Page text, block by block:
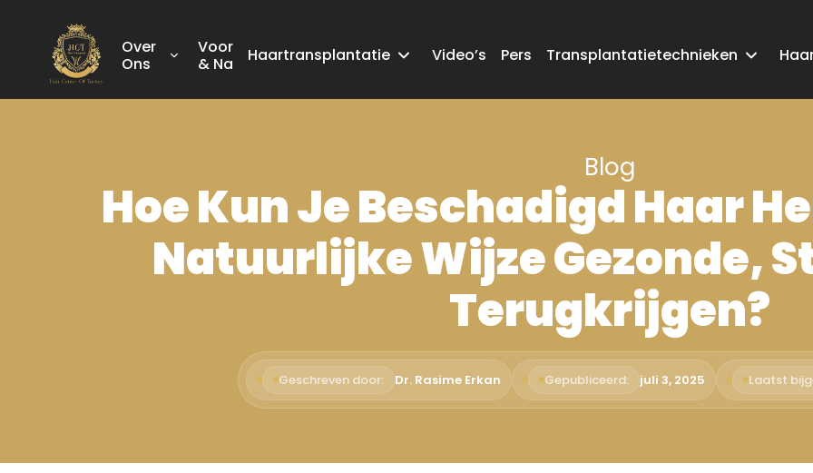
Over
Ons
Voor
& Na
Haartransplantatie Video’s Pers Transplantatietechnieken
Blog
Hoe Kun Je Beschadigd Haar
Natuurlijke Wijze Gezonde,
Terugkrijgen?
Geschreven door: Dr. Rasime Erkan Gepubliceerd: juli 3, 2025 Laatst